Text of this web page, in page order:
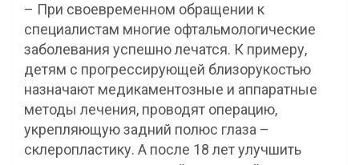
– При своевременном обращении к
специалистам многие офтальмологические
заболевания успешно лечатся. К примеру,
детям с прогрессирующей близорукостью
назначают медикаментозные и аппаратные
методы лечения, проводят операцию,
укрепляющую задний полюс глаза –
склеропластику. А после 18 лет улучшить